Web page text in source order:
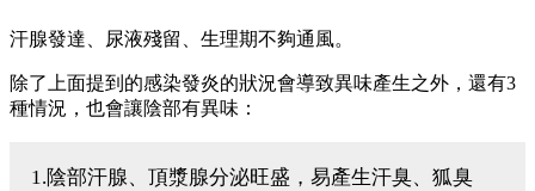
汗腺發達、尿液殘留、生理期不夠通風。
除了上面提到的感染發炎的狀況會導致異味產生之外，還有3
種情況，也會讓陰部有異味：
1.陰部汗腺、頂漿腺分泌旺盛，易產生汗臭、狐臭